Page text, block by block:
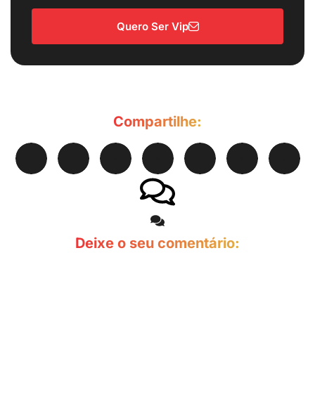
Quero Ser Vip
Compartilhe:
Deixe o seu comentário: